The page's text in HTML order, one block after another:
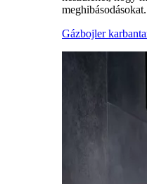
meghibásodásokat.
Gázbojler